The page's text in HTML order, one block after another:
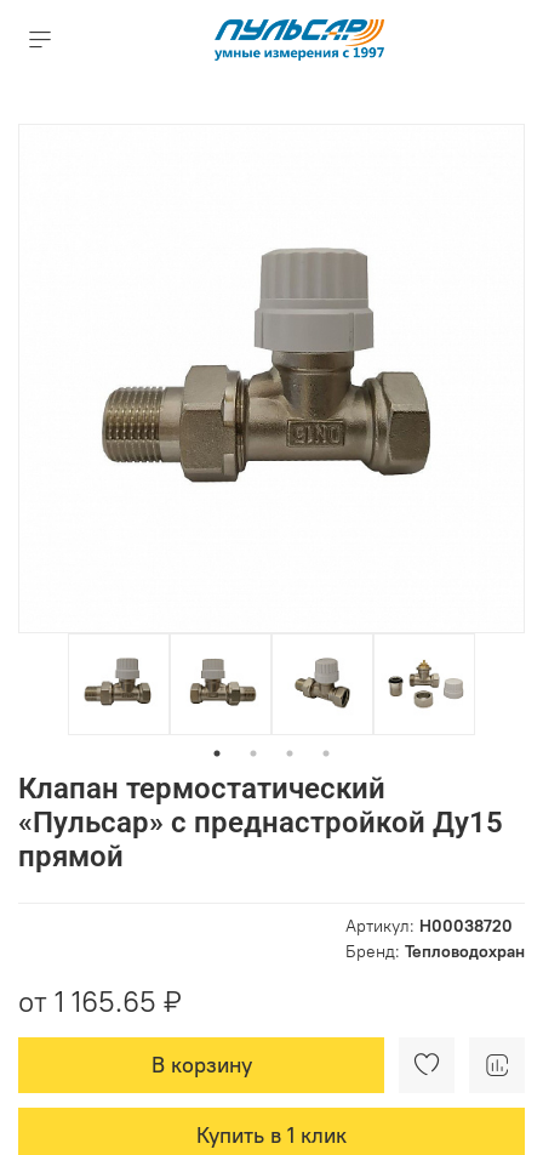
Артикул: Н00038720
Бренд: Тепловодохран
Клапан термостатический
«Пульсар» с преднастройкой Ду15
прямой
от 1 165.65 ₽
В корзину
Купить в 1 клик